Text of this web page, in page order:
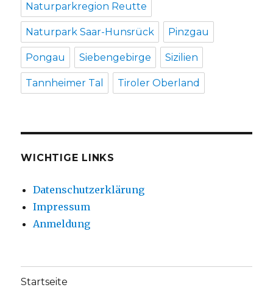
Naturparkregion Reutte
Naturpark Saar-Hunsrück Pinzgau
Pongau Siebengebirge Sizilien
Tannheimer Tal Tiroler Oberland
WICHTIGE LINKS
Datenschutzerklärung
Impressum
Anmeldung
Startseite